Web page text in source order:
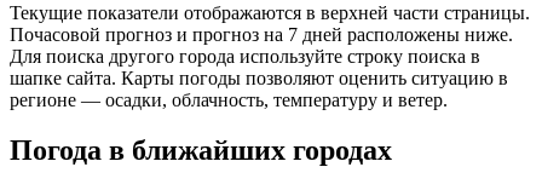
Текущие показатели отображаются в верхней части страницы.
Почасовой прогноз и прогноз на 7 дней расположены ниже.
Для поиска другого города используйте строку поиска в
шапке сайта. Карты погоды позволяют оценить ситуацию в
регионе — осадки, облачность, температуру и ветер.
Погода в ближайших городах